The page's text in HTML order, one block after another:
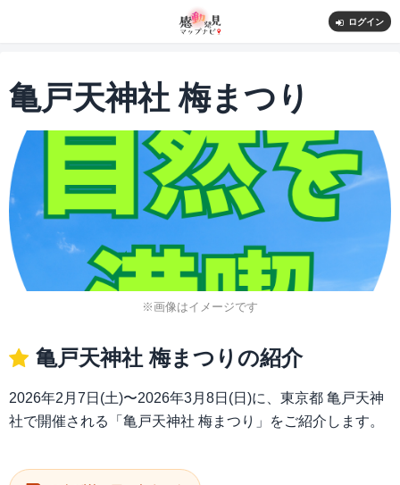
ログイン
亀戸天神社 梅まつり
※画像はイメージです
亀戸天神社 梅まつりの紹介
2026年2月7日(土)〜2026年3月8日(日)に、東京都 亀戸天神
社で開催される「亀戸天神社 梅まつり」をご紹介します。